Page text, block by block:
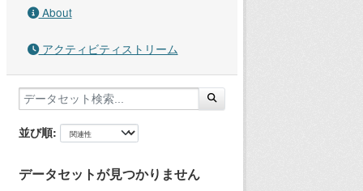
About
アクティビティストリーム
並び順
データセットが見つかりません